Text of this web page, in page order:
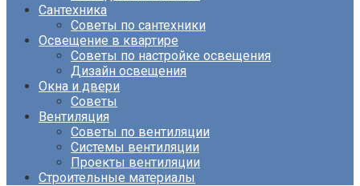
Сантехника
Советы по сантехники
Освещение в квартире
Советы по настройке освещения
Дизайн освещения
Окна и двери
Советы
Вентиляция
Советы по вентиляции
Системы вентиляции
Проекты вентиляции
Строительные материалы